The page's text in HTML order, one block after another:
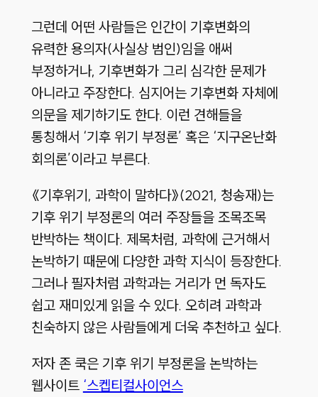
그런데 어떤 사람들은 인간이 기후변화의
유력한 용의자(사실상 범인)임을 애써
부정하거나, 기후변화가 그리 심각한 문제가
아니라고 주장한다. 심지어는 기후변화 자체에
의문을 제기하기도 한다. 이런 견해들을
통칭해서 ‘기후 위기 부정론’ 혹은 ‘지구온난화
회의론’이라고 부른다.
《기후위기, 과학이 말하다》(2021, 청송재)는
기후 위기 부정론의 여러 주장들을 조목조목
반박하는 책이다. 제목처럼, 과학에 근거해서
논박하기 때문에 다양한 과학 지식이 등장한다.
그러나 필자처럼 과학과는 거리가 먼 독자도
쉽고 재미있게 읽을 수 있다. 오히려 과학과
친숙하지 않은 사람들에게 더욱 추천하고 싶다.
저자 존 쿡은 기후 위기 부정론을 논박하는
웹사이트 ‘스켑티컬사이언스